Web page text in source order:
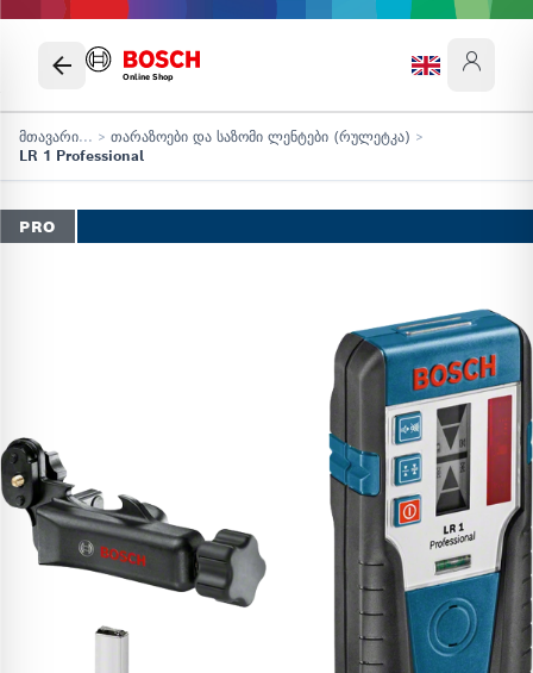
Online Shop
მთავარი... > თარაზოები და საზომი ლენტები (რულეტკა) >
LR 1 Professional
PRO